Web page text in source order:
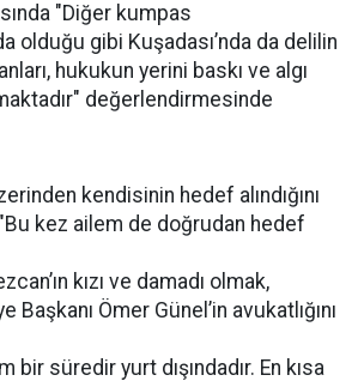
"Diğer kumpas
olduğu gibi Kuşadası’nda da delilin
hukukun yerini baskı ve algı
değerlendirmesinde
kendisinin hedef alındığını
kez ailem de doğrudan hedef
kızı ve damadı olmak,
Başkanı Ömer Günel’in avukatlığını
bir süredir yurt dışındadır. En kısa